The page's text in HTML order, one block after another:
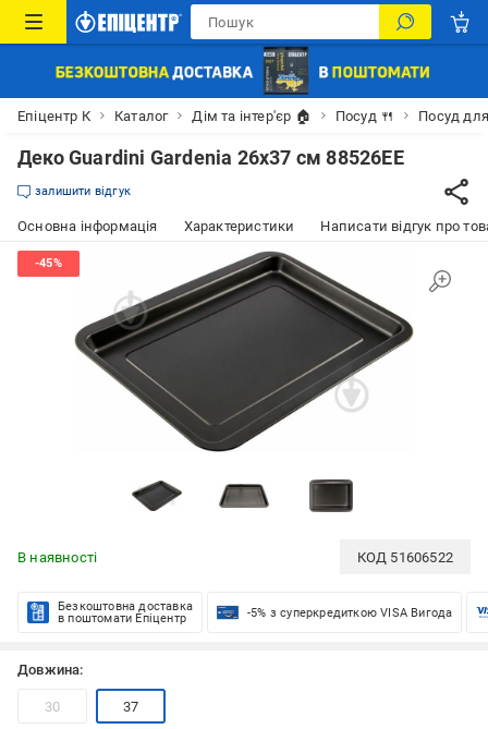
Епіцентр К Каталог Дім та інтер'єр 🏠 Посуд 🍴 Посуд
Деко Guardini Gardenia 26x37 см 88526EE
залишити відгук
Основна інформація Характеристики Написати відгук про
В наявності КОД 51606522
Безкоштовна доставка
в поштомати Епіцентр
-5% з суперкредиткою VISA Вигода
Довжина:
30 37